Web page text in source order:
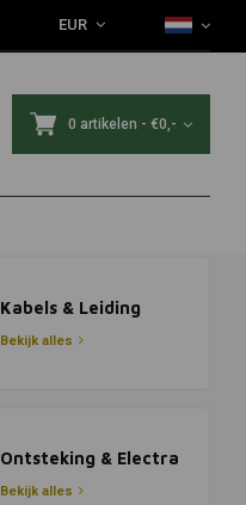
EUR
0 artikelen - €0,-
Kabels & Leiding
Bekijk alles
Ontsteking & Electra
Bekijk alles